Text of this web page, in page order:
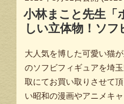
小林まこと先生「
しい立体物！ソフ
大人気を博した可愛い猫
のソフビフィギュアを埼
取にてお買い取りさせて
い昭和の漫画やアニメキ